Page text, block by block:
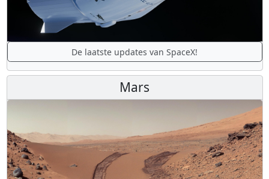
De laatste updates van SpaceX!
Mars